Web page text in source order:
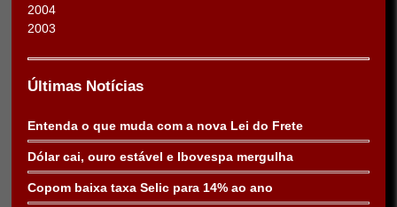
2004
2003
Últimas Notícias
Entenda o que muda com a nova Lei do Frete
Dólar cai, ouro estável e Ibovespa mergulha
Copom baixa taxa Selic para 14% ao ano